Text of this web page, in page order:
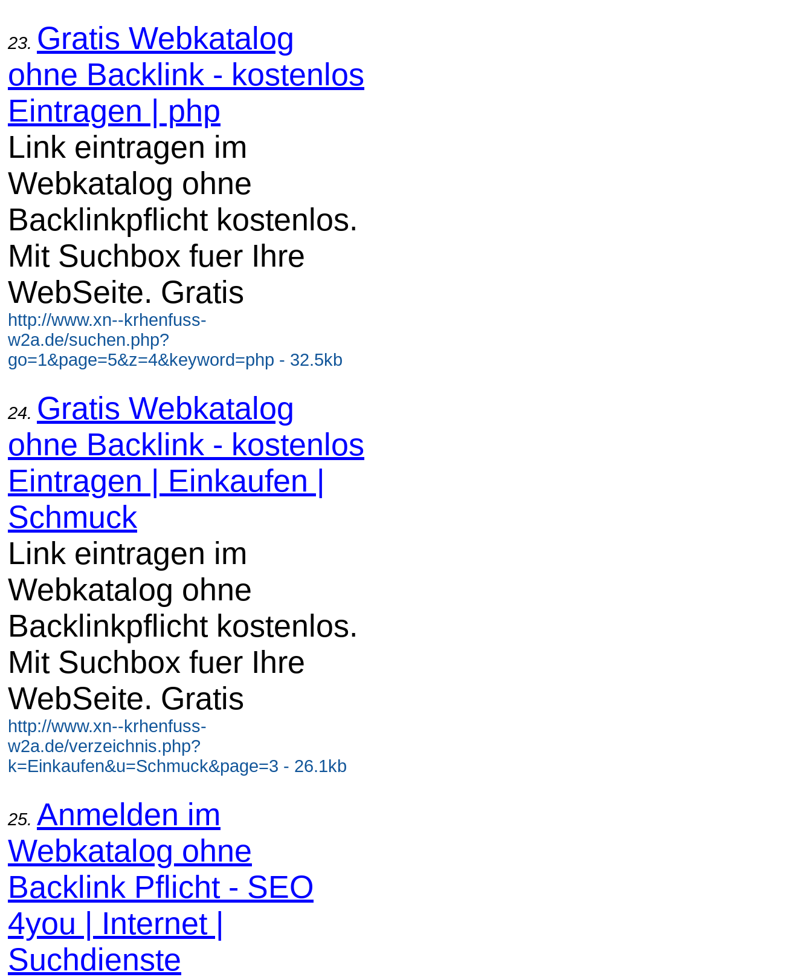
23. Gratis Webkatalog
ohne Backlink - kostenlos
Eintragen | php
Link eintragen im
Webkatalog ohne
Backlinkpflicht kostenlos.
Mit Suchbox fuer Ihre
WebSeite. Gratis
http://www.xn--krhenfuss-
w2a.de/suchen.php?
go=1&page=5&z=4&keyword=php - 32.5kb
24. Gratis Webkatalog
ohne Backlink - kostenlos
Eintragen | Einkaufen |
Schmuck
Link eintragen im
Webkatalog ohne
Backlinkpflicht kostenlos.
Mit Suchbox fuer Ihre
WebSeite. Gratis
http://www.xn--krhenfuss-
w2a.de/verzeichnis.php?
k=Einkaufen&u=Schmuck&page=3 - 26.1kb
25. Anmelden im
Webkatalog ohne
Backlink Pflicht - SEO
4you | Internet |
Suchdienste